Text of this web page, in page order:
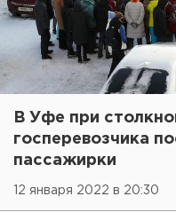
В Уфе при
госперевозчика
пассажирки
12 января 2022 в 20:30